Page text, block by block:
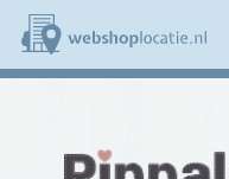
Overslaan
naar
de